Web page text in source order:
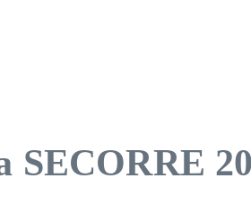
SECORRE